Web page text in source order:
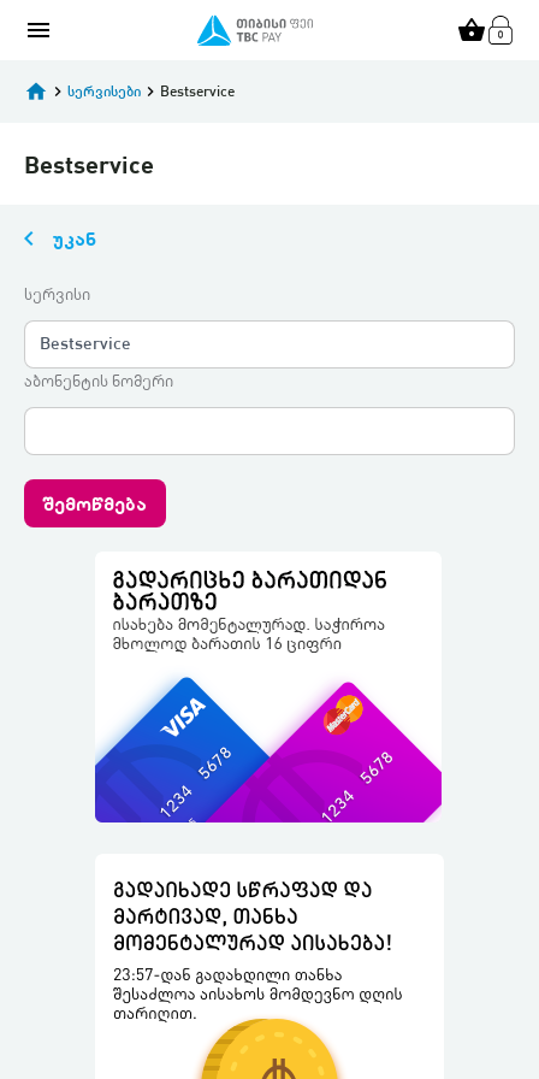
menu shopping_basket
home keyboard_arrow_right სერვისები keyboard_arrow_right Bestservice
Bestservice
keyboard_arrow_left უკან
სერვისი
Bestservice
აბონენტის ნომერი
შემოწმება